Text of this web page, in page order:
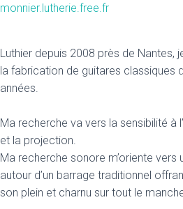
monnier.lutherie.free.fr
Luthier depuis 2008 près de Nantes,
la fabrication de guitares classiques
années.
Ma recherche va vers la sensibilité à
et la projection.
Ma recherche sonore m’oriente
autour d’un barrage traditionnel
son plein et charnu sur tout le